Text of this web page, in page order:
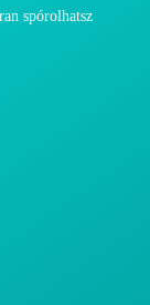
spórolhatsz